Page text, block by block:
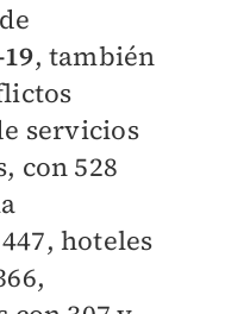
, también
servicios
con 528
hoteles